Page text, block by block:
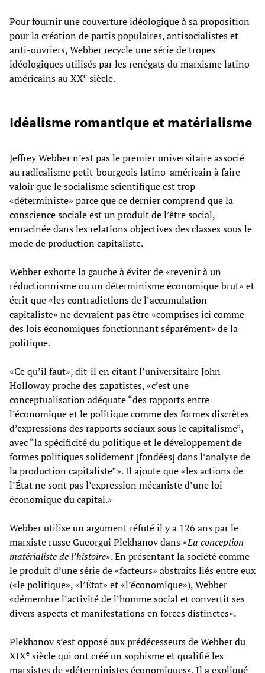
Pour fournir une couverture idéologique à sa proposition
pour la création de partis populaires, antisocialistes et
anti-ouvriers, Webber recycle une série de tropes
idéologiques utilisés par les renégats du marxisme latino-
américains au XXe siècle.
Idéalisme romantique et matérialisme
Jeffrey Webber n’est pas le premier universitaire associé
au radicalisme petit-bourgeois latino-américain à faire
valoir que le socialisme scientifique est trop
«déterministe» parce que ce dernier comprend que la
conscience sociale est un produit de l’être social,
enracinée dans les relations objectives des classes sous le
mode de production capitaliste.
Webber exhorte la gauche à éviter de «revenir à un
réductionnisme ou un déterminisme économique brut» et
écrit que «les contradictions de l’accumulation
capitaliste» ne devraient pas être «comprises ici comme
des lois économiques fonctionnant séparément» de la
politique.
«Ce qu’il faut», dit-il en citant l’universitaire John
Holloway proche des zapatistes, «c’est une
conceptualisation adéquate “des rapports entre
l’économique et le politique comme des formes discrètes
d’expressions des rapports sociaux sous le capitalisme”,
avec “la spécificité du politique et le développement de
formes politiques solidement [fondées] dans l’analyse de
la production capitaliste”». Il ajoute que «les actions de
l’État ne sont pas l’expression mécaniste d’une loi
économique du capital.»
Webber utilise un argument réfuté il y a 126 ans par le
marxiste russe Gueorgui Plekhanov dans «La conception
matérialiste de l’histoire». En présentant la société comme
le produit d’une série de «facteurs» abstraits liés entre eux
(«le politique», «l’État» et «l’économique»), Webber
«démembre l’activité de l’homme social et convertit ses
divers aspects et manifestations en forces distinctes».
Plekhanov s’est opposé aux prédécesseurs de Webber du
XIXe siècle qui ont créé un sophisme et qualifié les
marxistes de «déterministes économiques». Il a expliqué